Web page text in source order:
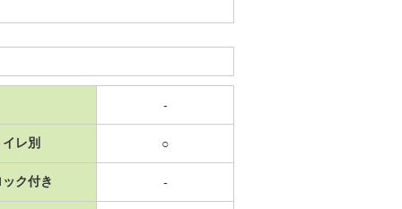
-
レ別 ○
ク付き -